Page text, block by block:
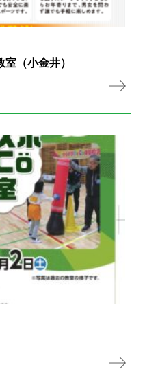
（小金井）